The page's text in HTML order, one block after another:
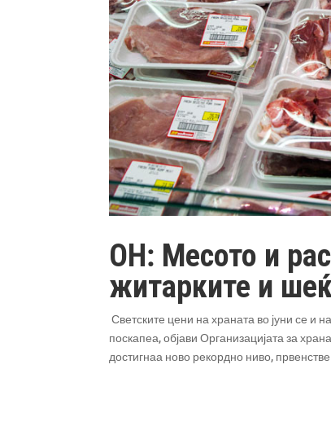
ОН: Месото и
житарките и
Светските цени на храната во јуни се и
поскапеа, објави Организацијата за
достигнаа ново рекордно ниво,